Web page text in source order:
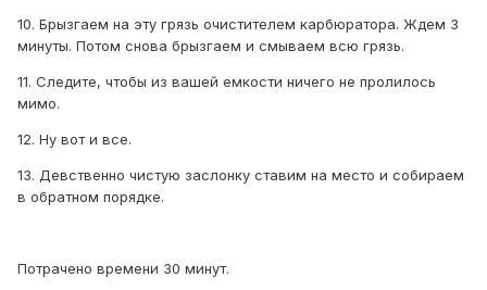
10. Брызгаем на эту грязь очистителем карбюратора. Ждем 3
минуты. Потом снова брызгаем и смываем всю грязь.
11. Следите, чтобы из вашей емкости ничего не пролилось
мимо.
12. Ну вот и все.
13. Девственно чистую заслонку ставим на место и собираем
в обратном порядке.
Потрачено времени 30 минут.